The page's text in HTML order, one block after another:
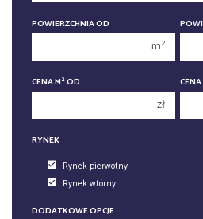
POWIERZCHNIA OD
m2
CENA M2OD
zł
CENA
RYNEK
Rynek pierwotny
Rynek wtórny
DODATKOWE OPCJE